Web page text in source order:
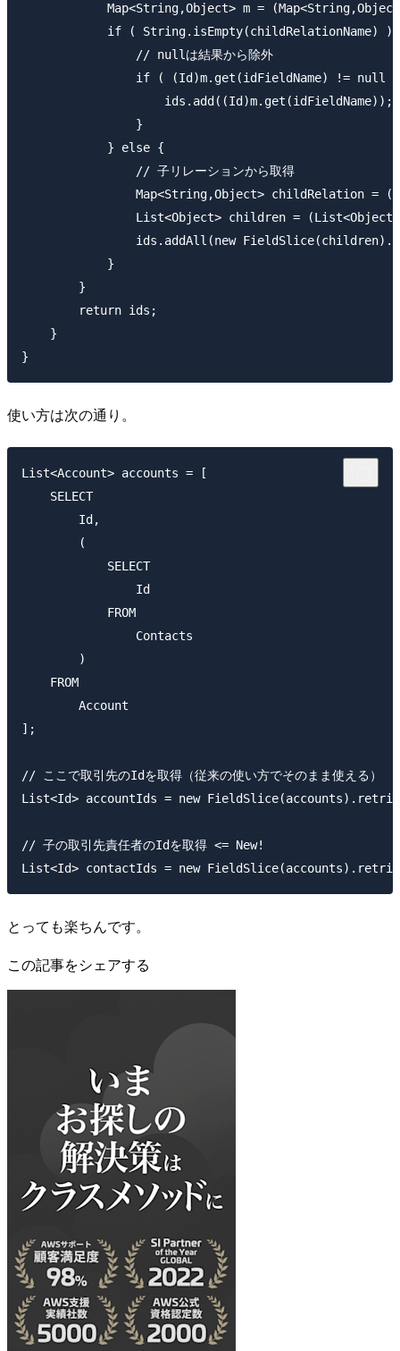
Map<String,Object> m =
if ( String.isEmpty(childRelationName) )
                // nullは結果から除外
if ( (Id)m.get(idFieldName) != null
                    ids.add((Id)m.get(idFieldName));
                }
            } else {
                // 子リレーションから取得
Map<String,Object> childRelation =
List<Object> children =
ids.addAll(new
            }
        }
        return ids;
    }
使い方は次の通り。
List<Account> accounts = [
    SELECT
        Id,
        (
            SELECT
                Id
            FROM
                Contacts
        )
    FROM
        Account
];
// ここで取引先のIdを取得（従来の使い方でそのまま使える）
List<Id> accountIds = new
// 子の取引先責任者のIdを取得 <= New!
とっても楽ちんです。
この記事をシェアする